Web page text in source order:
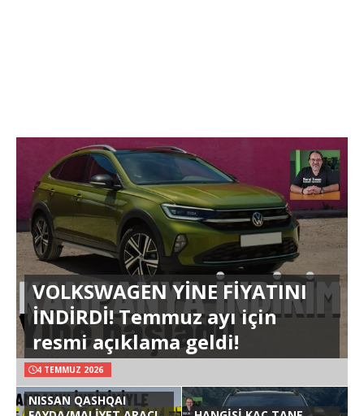
VOLKSWAGEN YİNE FİYATINI
İNDİRDİ! Temmuz ayı için
resmi açıklama geldi!
4 TEMMUZ 2026
NISSAN QASHQAI